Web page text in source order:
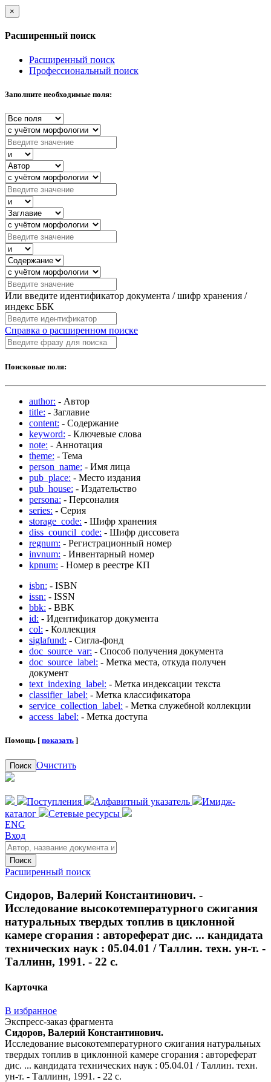
×
Расширенный поиск
Расширенный поиск
Профессиональный поиск
Заполните необходимые поля:
Или введите идентификатор документа / шифр хранения /
индекс ББК
Справка о расширенном поиске
Поисковые поля:
author: - Автор
title: - Заглавие
content: - Содержание
keyword: - Ключевые слова
note: - Аннотация
theme: - Тема
person_name: - Имя лица
pub_place: - Место издания
pub_house: - Издательство
persona: - Персоналия
series: - Серия
storage_code: - Шифр хранения
diss_council_code: - Шифр диссовета
regnum: - Регистрационный номер
invnum: - Инвентарный номер
kpnum: - Номер в реестре КП
isbn: - ISBN
issn: - ISSN
bbk: - BBK
id: - Идентификатор документа
col: - Коллекция
siglafund: - Сигла-фонд
doc_source_var: - Способ получения документа
doc_source_label: - Метка места, откуда получен
документ
text_indexing_label: - Метка индексации текста
classifier_label: - Метка классификатора
service_collection_label: - Метка служебной коллекции
access_label: - Метка доступа
Помощь [ показать ]
Поиск Очистить
Поступления Алфавитный указатель
Имидж-
каталог
Сетевые ресурсы
ENG
Вход
Поиск
Расширенный поиск
Сидоров, Валерий Константинович. -
Исследование высокотемпературного сжигания
натуральных твердых топлив в циклонной
камере сгорания : автореферат дис. ... кандидата
технических наук : 05.04.01 / Таллин. техн. ун-т. -
Таллинн, 1991. - 22 с.
Карточка
В избранное
Экспресс-заказ фрагмента
Сидоров, Валерий Константинович.
Исследование высокотемпературного сжигания натуральных
твердых топлив в циклонной камере сгорания : автореферат
дис. ... кандидата технических наук : 05.04.01 / Таллин. техн.
ун-т. - Таллинн, 1991. - 22 с.